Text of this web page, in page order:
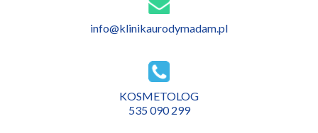
info@klinikaurodymadam.pl
KOSMETOLOG
535 090 299